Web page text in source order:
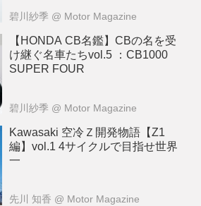
碧川紗季 @ Motor Magazine
【HONDA CB名鑑】CBの名を受
け継ぐ名車たちvol.5 ：CB1000
SUPER FOUR
碧川紗季 @ Motor Magazine
Kawasaki 空冷Ｚ開発物語【Z1
編】vol.1 4サイクルで目指せ世界
一
先川 知香 @ Motor Magazine